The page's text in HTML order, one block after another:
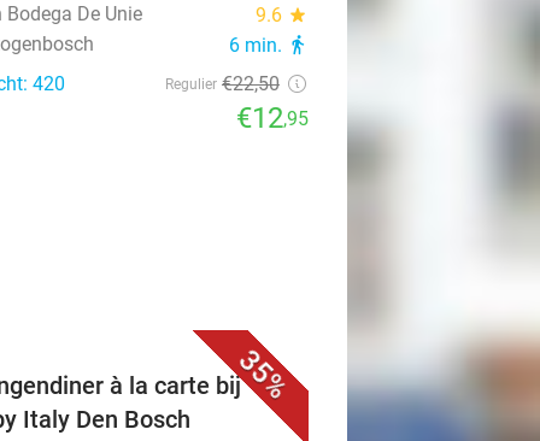
Bodega De Unie
9.6 star
6 min. directions_walk
420 Regulier €22,50
€12,95
35%
à la carte bij
Italy Den Bosch